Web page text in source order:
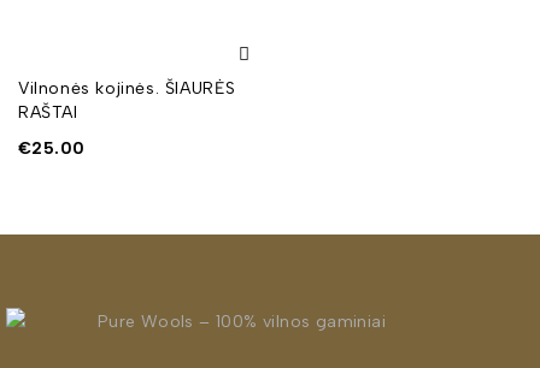
Vilnonės kojinės. ŠIAURĖS
RAŠTAI
€25.00